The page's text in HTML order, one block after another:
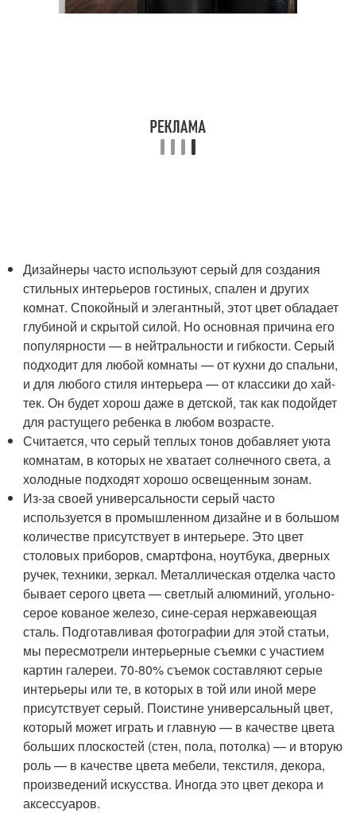
Дизайнеры часто используют серый для создания
стильных интерьеров гостиных, спален и других
комнат. Спокойный и элегантный, этот цвет обладает
глубиной и скрытой силой. Но основная причина его
популярности — в нейтральности и гибкости. Серый
подходит для любой комнаты — от кухни до спальни,
и для любого стиля интерьера — от классики до хай-
тек. Он будет хорош даже в детской, так как подойдет
для растущего ребенка в любом возрасте.
Считается, что серый теплых тонов добавляет уюта
комнатам, в которых не хватает солнечного света, а
холодные подходят хорошо освещенным зонам.
Из-за своей универсальности серый часто
используется в промышленном дизайне и в большом
количестве присутствует в интерьере. Это цвет
столовых приборов, смартфона, ноутбука, дверных
ручек, техники, зеркал. Металлическая отделка часто
бывает серого цвета — светлый алюминий, угольно-
серое кованое железо, сине-серая нержавеющая
сталь. Подготавливая фотографии для этой статьи,
мы пересмотрели интерьерные съемки с участием
картин галереи. 70-80% съемок составляют серые
интерьеры или те, в которых в той или иной мере
присутствует серый. Поистине универсальный цвет,
который может играть и главную — в качестве цвета
больших плоскостей (стен, пола, потолка) — и вторую
роль — в качестве цвета мебели, текстиля, декора,
произведений искусства. Иногда это цвет декора и
аксессуаров.